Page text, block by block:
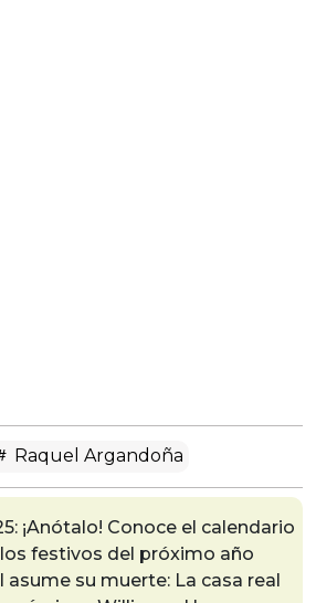
Raquel Argandoña
¡Anótalo! Conoce el calendario
festivos del próximo año
asume su muerte: La casa real